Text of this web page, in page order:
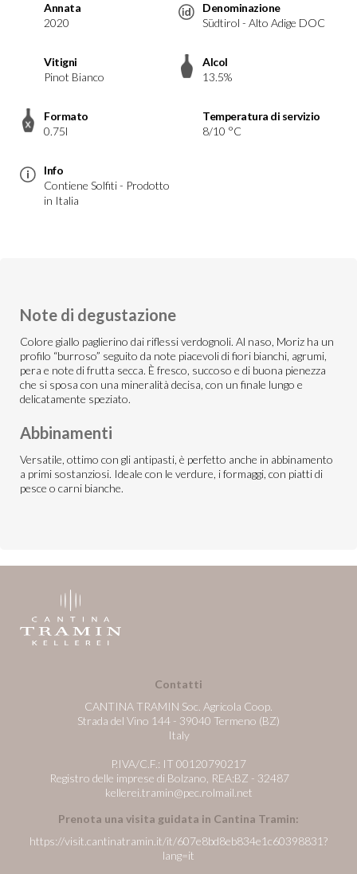
Annata
2020
Denominazione
Südtirol - Alto Adige DOC
Vitigni
Pinot Bianco
Alcol
13.5%
Formato
0.75l
Temperatura di servizio
8/10 °C
Info
Contiene Solfiti - Prodotto
in Italia
Note di degustazione
Colore giallo paglierino dai riflessi verdognoli. Al naso, Moriz ha un
profilo “burroso” seguito da note piacevoli di fiori bianchi, agrumi,
pera e note di frutta secca. È fresco, succoso e di buona pienezza
che si sposa con una mineralità decisa, con un finale lungo e
delicatamente speziato.
Abbinamenti
Versatile, ottimo con gli antipasti, è perfetto anche in abbinamento
a primi sostanziosi. Ideale con le verdure, i formaggi, con piatti di
pesce o carni bianche.
Contatti
CANTINA TRAMIN Soc. Agricola Coop.
Strada del Vino 144 - 39040 Termeno (BZ)
Italy
P.IVA/C.F.: IT 00120790217
Registro delle imprese di Bolzano, REA:BZ - 32487
kellerei.tramin@pec.rolmail.net
Prenota una visita guidata in Cantina Tramin:
https://visit.cantinatramin.it/it/607e8bd8eb834e1c60398831?
lang=it